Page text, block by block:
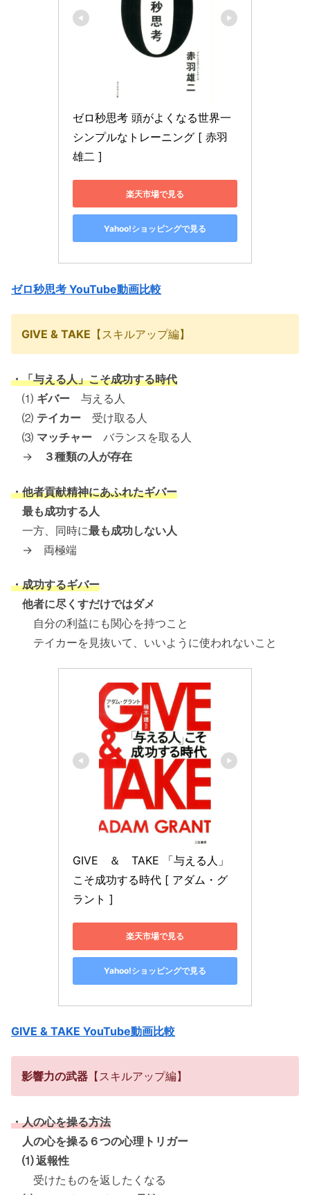
ゼロ秒思考 頭がよくなる世界一
シンプルなトレーニング [ 赤羽
雄二 ]
楽天市場で見る
Yahoo!ショッピングで見る
ゼロ秒思考 YouTube動画比較
GIVE & TAKE 【スキルアップ編】
・「与える人」こそ成功する時代
⑴ ギバー 与える人
⑵ テイカー 受け取る人
⑶ マッチャー バランスを取る人
→
３種類の人が存在
・他者貢献精神にあふれたギバー
最も成功する人
一方、同時に最も成功しない人
→ 両極端
・成功するギバー
他者に尽くすだけではダメ
自分の利益にも関心を持つこと
テイカーを見抜いて、いいように使われないこと
GIVE　＆　TAKE 「与える人」
こそ成功する時代 [ アダム・グ
ラント ]
楽天市場で見る
Yahoo!ショッピングで見る
GIVE & TAKE YouTube動画比較
影響力の武器 【スキルアップ編】
・人の心を操る方法
人の心を操る６つの心理トリガー
⑴ 返報性
受けたものを返したくなる